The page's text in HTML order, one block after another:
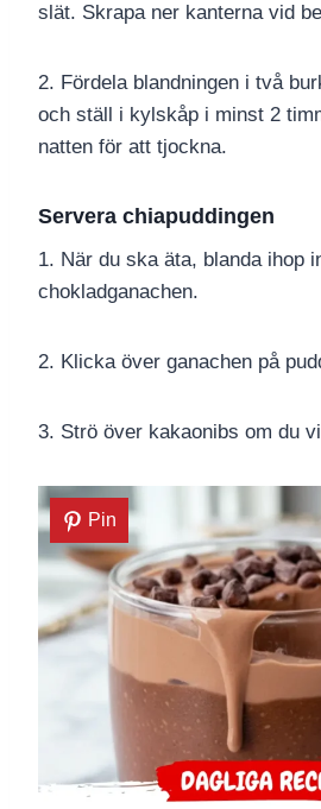
slät. Skrapa ner kanterna vid
2. Fördela blandningen i två
och ställ i kylskåp i minst 2
natten för att tjockna.
Servera chiapuddingen
1. När du ska äta, blanda ihop
chokladganachen.
2. Klicka över ganachen på
3. Strö över kakaonibs om du
Pin